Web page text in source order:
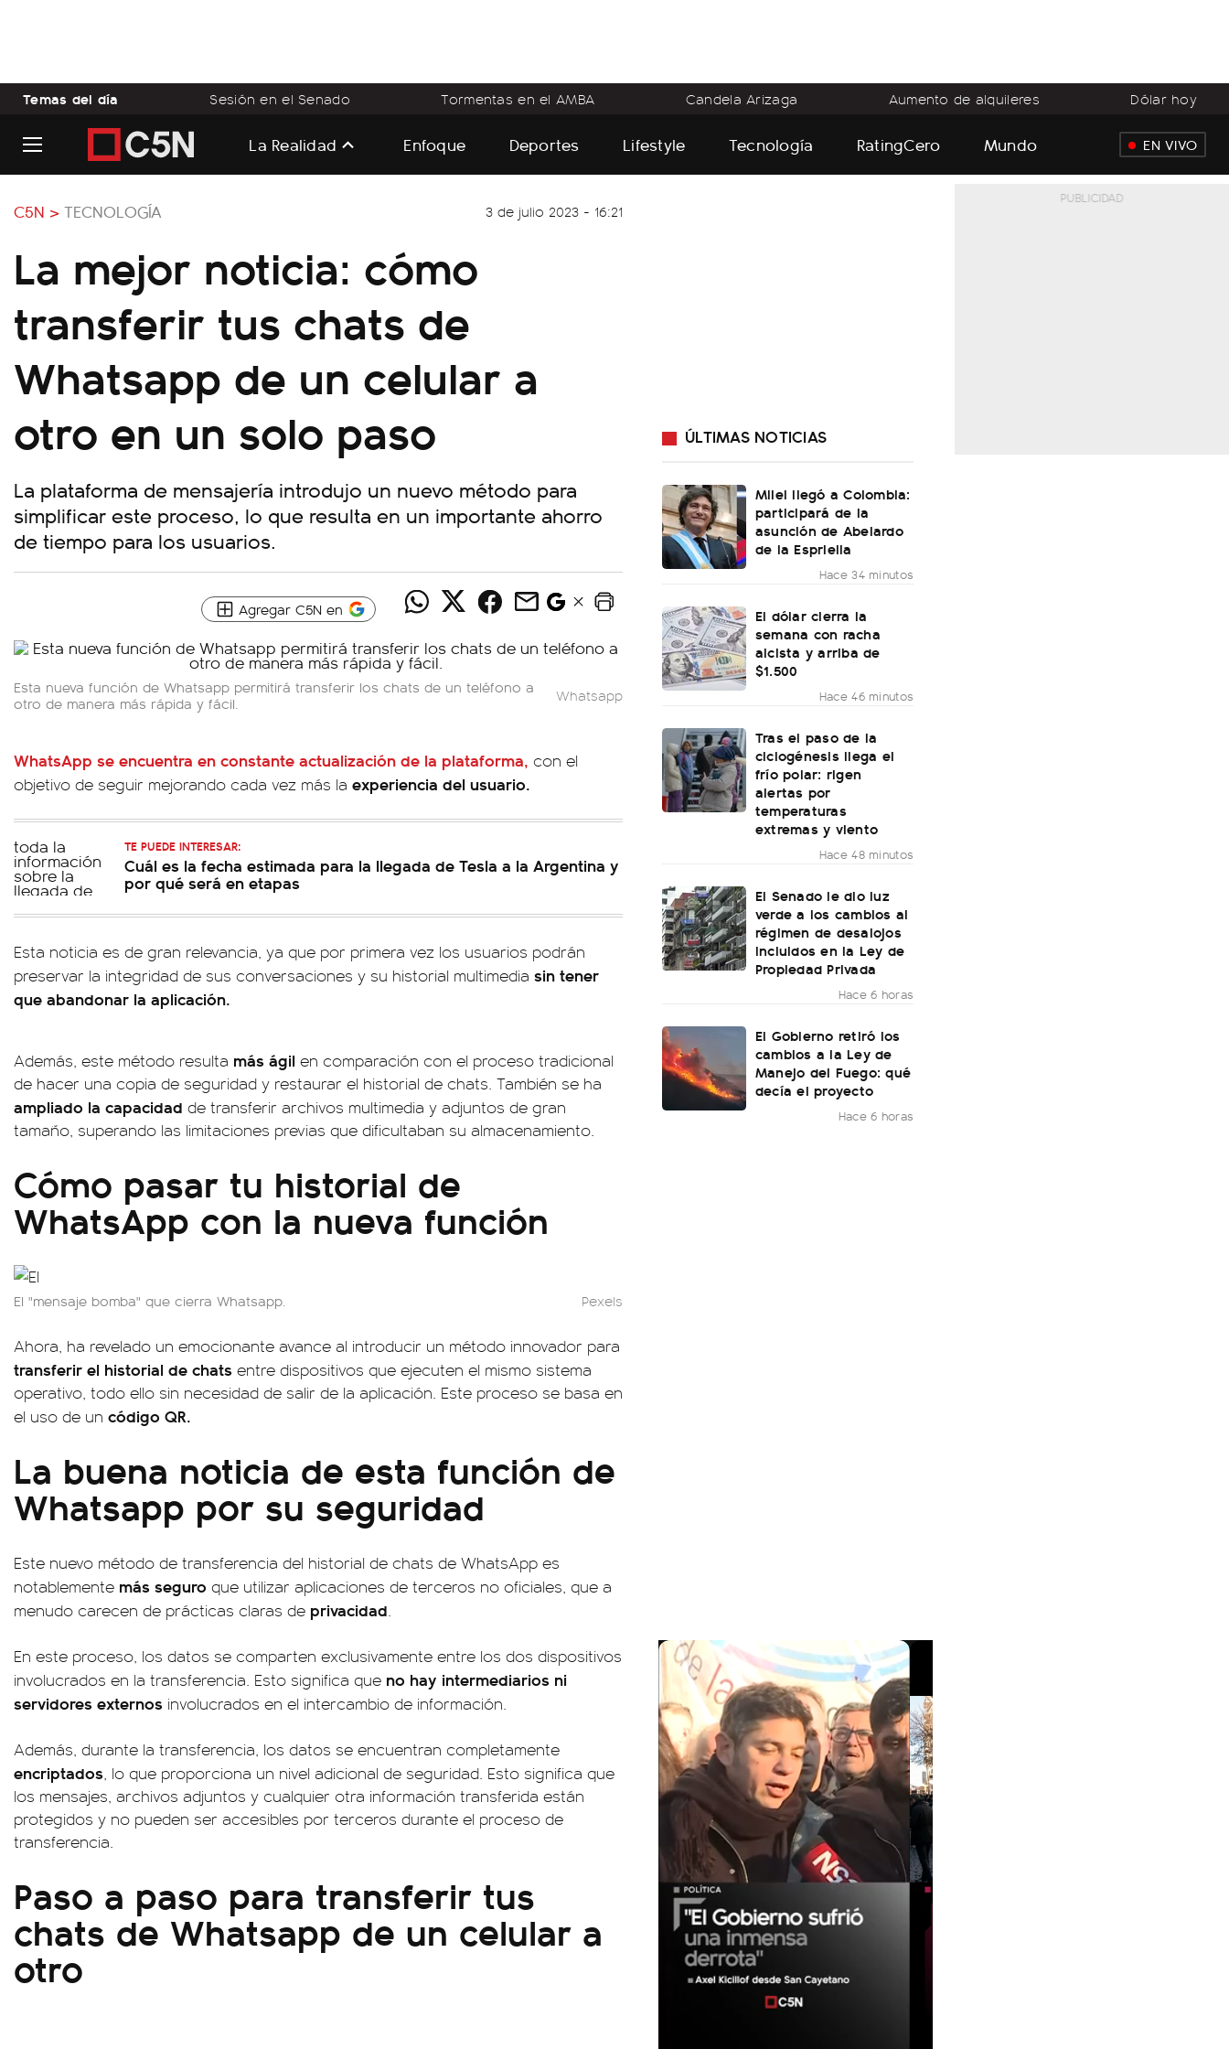
Temas del día Sesión en el Senado Tormentas en el AMBA Candela Arizaga Aumento de alquileres Dólar hoy
La Realidad Enfoque Deportes Lifestyle Tecnología RatingCero Mundo EN VIVO
C5N > TECNOLOGÍA 3 de julio 2023 - 16:21
La mejor noticia: cómo
transferir tus chats de
Whatsapp de un celular a
otro en un solo paso
La plataforma de mensajería introdujo un nuevo método para
simplificar este proceso, lo que resulta en un importante ahorro
de tiempo para los usuarios.
Agregar C5N en
Esta nueva función de Whatsapp permitirá transferir los chats de un teléfono a
otro de manera más rápida y fácil.
Whatsapp
WhatsApp se encuentra en constante actualización de la plataforma, con el
objetivo de seguir mejorando cada vez más la experiencia del usuario.
TE PUEDE INTERESAR:
Cuál es la fecha estimada para la llegada de Tesla a la Argentina y
por qué será en etapas
Esta noticia es de gran relevancia, ya que por primera vez los usuarios podrán
preservar la integridad de sus conversaciones y su historial multimedia sin tener
que abandonar la aplicación.
Además, este método resulta más ágil en comparación con el proceso tradicional
de hacer una copia de seguridad y restaurar el historial de chats. También se ha
ampliado la capacidad de transferir archivos multimedia y adjuntos de gran
tamaño, superando las limitaciones previas que dificultaban su almacenamiento.
Cómo pasar tu historial de
WhatsApp con la nueva función
El "mensaje bomba" que cierra Whatsapp. Pexels
Ahora, ha revelado un emocionante avance al introducir un método innovador para
transferir el historial de chats entre dispositivos que ejecuten el mismo sistema
operativo, todo ello sin necesidad de salir de la aplicación. Este proceso se basa en
el uso de un código QR.
La buena noticia de esta función de
Whatsapp por su seguridad
Este nuevo método de transferencia del historial de chats de WhatsApp es
notablemente más seguro que utilizar aplicaciones de terceros no oficiales, que a
menudo carecen de prácticas claras de privacidad.
En este proceso, los datos se comparten exclusivamente entre los dos dispositivos
involucrados en la transferencia. Esto significa que no hay intermediarios ni
servidores externos involucrados en el intercambio de información.
Además, durante la transferencia, los datos se encuentran completamente
encriptados, lo que proporciona un nivel adicional de seguridad. Esto significa que
los mensajes, archivos adjuntos y cualquier otra información transferida están
protegidos y no pueden ser accesibles por terceros durante el proceso de
transferencia.
Paso a paso para transferir tus
chats de Whatsapp de un celular a
otro
ÚLTIMAS NOTICIAS
Milei llegó a Colombia:
participará de la
asunción de Abelardo
de la Espriella
Hace 34 minutos
El dólar cierra la
semana con racha
alcista y arriba de
$1.500
Hace 46 minutos
Tras el paso de la
ciclogénesis llega el
frío polar: rigen
alertas por
temperaturas
extremas y viento
Hace 48 minutos
El Senado le dio luz
verde a los cambios al
régimen de desalojos
incluidos en la Ley de
Propiedad Privada
Hace 6 horas
El Gobierno retiró los
cambios a la Ley de
Manejo del Fuego: qué
decía el proyecto
Hace 6 horas